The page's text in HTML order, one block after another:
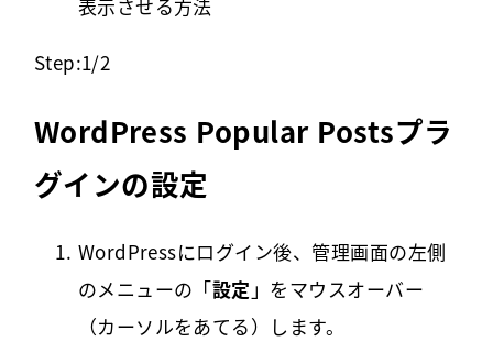
表示させる方法
Step:1/2
WordPress Popular Postsプラ
グインの設定
WordPressにログイン後、管理画面の左側
のメニューの「設定 」をマウスオーバー
（カーソルをあてる）します。